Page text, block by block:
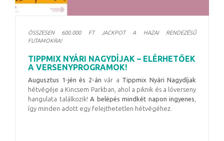
ÖSSZESEN 600.000 FT JACKPOT A HAZAI RENDEZÉSŰ
FUTAMOKRA!
TIPPMIX NYÁRI NAGYDÍJAK – ELÉRHETŐEK
A VERSENYPROGRAMOK!
Augusztus 1-jén és 2-án vár a Tippmix Nyári Nagydíjak
hétvégéje a Kincsem Parkban, ahol a piknik és a lóverseny
hangulata találkozik! A belépés mindkét napon ingyenes
így minden adott egy felejthetetlen hétvégéhez.